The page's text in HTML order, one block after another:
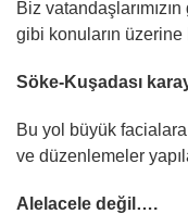
Biz
gibi konuların üzerine
Söke-Kuşadası
Bu yol büyük
ve düzenlemeler
Alelacele değil….